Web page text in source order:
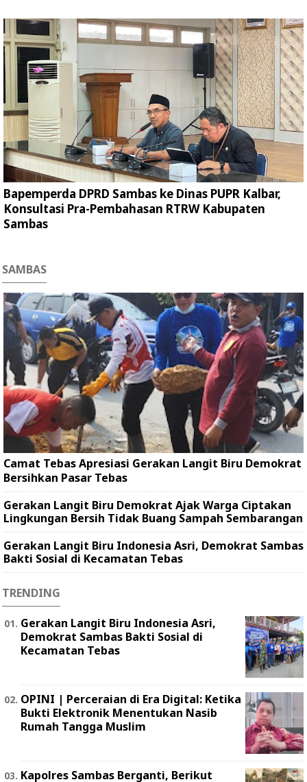
Bapemperda DPRD Sambas ke Dinas PUPR Kalbar,
Konsultasi Pra-Pembahasan RTRW Kabupaten
Sambas
SAMBAS
Camat Tebas Apresiasi Gerakan Langit Biru Demokrat
Bersihkan Pasar Tebas
Gerakan Langit Biru Demokrat Ajak Warga Ciptakan
Lingkungan Bersih Tidak Buang Sampah Sembarangan
Gerakan Langit Biru Indonesia Asri, Demokrat Sambas
Bakti Sosial di Kecamatan Tebas
TRENDING
Gerakan Langit Biru Indonesia Asri,
Demokrat Sambas Bakti Sosial di
Kecamatan Tebas
OPINI | Perceraian di Era Digital: Ketika
Bukti Elektronik Menentukan Nasib
Rumah Tangga Muslim
Kapolres Sambas Berganti, Berikut